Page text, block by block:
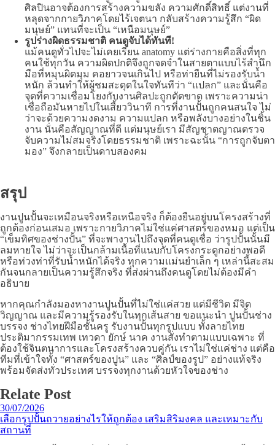
ศิลปินอาจต้องการสร้างความขลัง ความศักดิ์สิทธิ์ แต่งานที่
หลุดจากกายวิภาคโดยไร้เจตนา กลับสร้างความรู้สึก “ผิด
มนุษย์” แทนที่จะเป็น “เหนือมนุษย์”
รูปร่างผิดธรรมชาติ คนดูจับได้ทันที!
แม้คนดูทั่วไปจะไม่เคยเรียน anatomy แต่ร่างกายคือสิ่งที่ทุก
คนใช้ทุกวัน ความผิดปกติจึงถูกจดจำในสายตาแบบไร้สำนึก
มือที่หมุนผิดมุม คอยาวจนเกินไป หรือท่ายืนที่ไม่รองรับน้ำ
หนัก ล้วนทำให้ผู้ชมสะดุดในใจทันทีว่า “แปลก” และนั่นคือ
จุดที่ความเชื่อมโยงกับงานศิลปะถูกตัดขาด เพราะความน่า
เชื่อถือมันหายไปในเสี้ยววินาที การที่งานปั้นถูกคนสนใจ ไม่
ว่าจะด้วยความงดงาม ความแปลก หรือพลังบางอย่างในชิ้น
งาน นั่นคือสัญญาณที่ดี แต่มนุษย์เรา มีสัญชาตญาณตรวจ
จับความไม่สมจริงโดยธรรมชาติ เพราะฉะนั้น “การถูกจับตา
มอง” จึงกลายเป็นดาบสองคม
สรุป
งานปูนปั้นจะเหมือนจริงหรือเหนือจริง ก็ต้องยืนอยู่บนโครงสร้างที่
ถูกต้องก่อนเสมอ เพราะกายวิภาคไม่ใช่แค่ศาสตร์ของหมอ แต่เป็น
“เข็มทิศของช่างปั้น” ที่จะพางานไปถึงจุดที่คนดูเชื่อ ว่ารูปปั้นนั้นมี
ลมหายใจ ไม่ว่าจะเป็นกล้ามเนื้อที่แนบกับโครงกระดูกอย่างพอดี
หรือท่วงท่าที่รับน้ำหนักได้จริง ทุกความแม่นยำเล็ก ๆ เหล่านี้สะสม
กันจนกลายเป็นความรู้สึกจริง ที่ส่งผ่านถึงคนดูโดยไม่ต้องมีคำ
อธิบาย
หากคุณกำลังมองหางานปูนปั้นที่ไม่ใช่แค่สวย แต่มีชีวิต มีจิต
วิญญาณ และมีความรู้รองรับในทุกเส้นสาย ขอแนะนำ ปูนปั้นช่าง
บรรจง ช่างไทยฝีมือชั้นครู รับงานปั้นทุกรูปแบบ ทั้งลายไทย
ประติมากรรมเทพ เทวดา ยักษ์ นาค งานสั่งทำตามแบบเฉพาะ ที่
ต้องใช้จินตนาการและโครงสร้างควบคู่กัน เราไม่ใช่แค่ช่าง แต่คือ
ทีมที่เข้าใจทั้ง “ศาสตร์ของปูน” และ “ศิลป์ของรูป” อย่างแท้จริง
พร้อมจัดส่งทั่วประเทศ บรรจงทุกงานด้วยหัวใจของช่าง
Relate Post
30/07/2026
เลือกรูปปั้นถวายอย่างไรให้ถูกต้อง เสริมสิริมงคล และเหมาะกับ
สถานที่